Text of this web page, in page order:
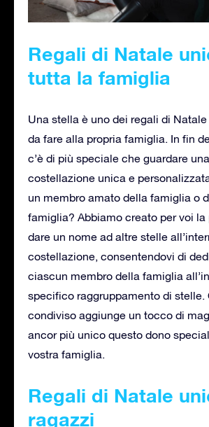
Regali di Natale
tutta la famiglia
Una stella è uno dei regali di
da fare alla propria famiglia. In fin
c’è di più speciale che guardare
costellazione unica e
un membro amato della famiglia o
famiglia? Abbiamo creato per voi la
dare un nome ad altre stelle
costellazione, consentendovi di
ciascun membro della famiglia
specifico raggruppamento di stelle.
condiviso aggiunge un tocco di
ancor più unico questo dono
vostra famiglia.
Regali di Natale
ragazzi